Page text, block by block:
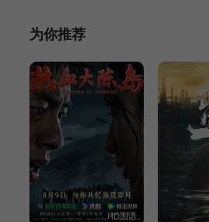
的宏图伟业所面临的，便不止于律法之
为你推荐
HD国语